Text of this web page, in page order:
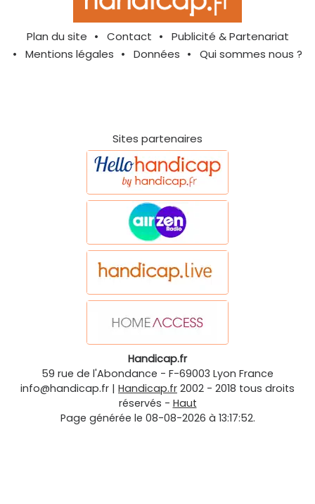
Plan du site Contact
Publicité & Partenariat
Mentions légales
Données Qui sommes nous ?
Sites partenaires
Handicap.fr
59 rue de l'Abondance - F-69003 Lyon France
info@handicap.fr | Handicap.fr 2002 - 2018 tous droits
réservés - Haut
Page générée le 08-08-2026 à 13:17:52.